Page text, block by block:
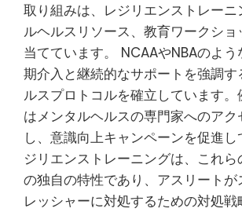
取り組みは、レジリエンストレーニ
ルヘルスリソース、教育ワークショ
当てています。 NCAAやNBAのよ
期介入と継続的なサポートを強調
ルスプロトコルを確立しています
はメンタルヘルスの専門家へのア
し、意識向上キャンペーンを促進
ジリエンストレーニングは、これ
の独自の特性であり、アスリート
レッシャーに対処するための対処